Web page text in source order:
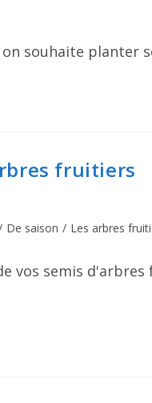
souhaite planter
fruitiers
De saison / Les arbres
vos semis